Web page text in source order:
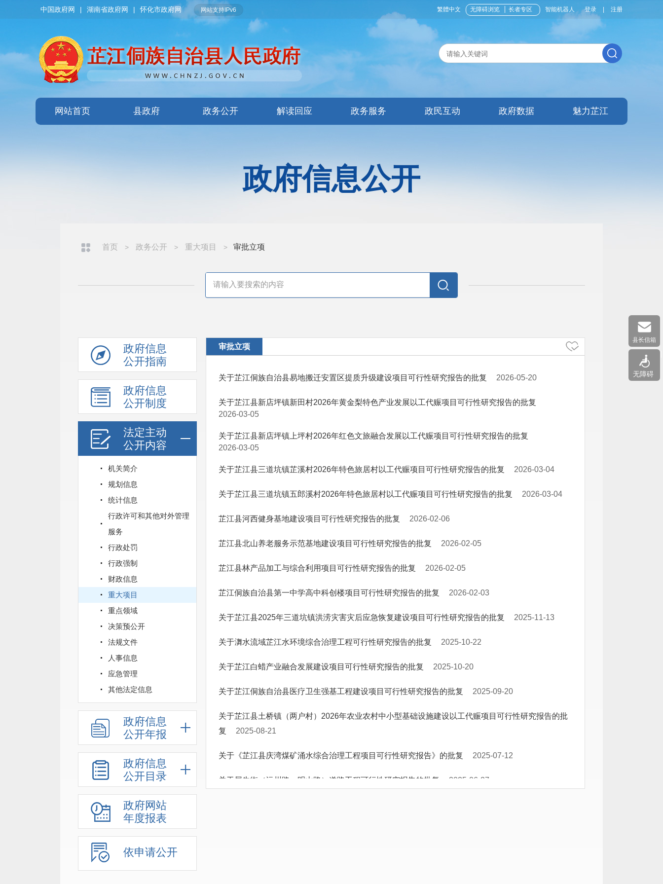
繁體中文 无障碍浏览 长者专区 智能机器人 登录 注册
中国政府网 | 湖南省政府网 | 怀化市政府网 网站支持IPv6
网站首页 县政府 政务公开 解读回应 政务服务 政民互动 政府数据 魅力芷江
政府信息公开
首页 > 政务公开 > 重大项目 > 审批立项
政府信息
公开指南
政府信息
公开制度
法定主动
公开内容
机关简介
规划信息
统计信息
行政许可和其他对外管理
服务
行政处罚
行政强制
财政信息
重大项目
重点领域
决策预公开
法规文件
人事信息
应急管理
其他法定信息
政府信息
公开年报
政府信息
公开目录
政府网站
年度报表
依申请公开
审批立项
关于芷江侗族自治县易地搬迁安置区提质升级建设项目可行性研究报告的批复 2026-05-20
关于芷江县新店坪镇新田村2026年黄金梨特色产业发展以工代赈项目可行性研究报告的批复
2026-03-05
关于芷江县新店坪镇上坪村2026年红色文旅融合发展以工代赈项目可行性研究报告的批复
2026-03-05
关于芷江县三道坑镇芷溪村2026年特色旅居村以工代赈项目可行性研究报告的批复 2026-03-04
关于芷江县三道坑镇五郎溪村2026年特色旅居村以工代赈项目可行性研究报告的批复 2026-03-04
芷江县河西健身基地建设项目可行性研究报告的批复 2026-02-06
芷江县北山养老服务示范基地建设项目可行性研究报告的批复 2026-02-05
芷江县林产品加工与综合利用项目可行性研究报告的批复 2026-02-05
芷江侗族自治县第一中学高中科创楼项目可行性研究报告的批复 2026-02-03
关于芷江县2025年三道坑镇洪涝灾害灾后应急恢复建设项目可行性研究报告的批复 2025-11-13
关于㵲水流域芷江水环境综合治理工程可行性研究报告的批复 2025-10-22
关于芷江白蜡产业融合发展建设项目可行性研究报告的批复 2025-10-20
关于芷江侗族自治县医疗卫生强基工程建设项目可行性研究报告的批复 2025-09-20
关于芷江县土桥镇（两户村）2026年农业农村中小型基础设施建设以工代赈项目可行性研究报告的批
复
2025-08-21
关于《芷江县庆湾煤矿涌水综合治理工程项目可行性研究报告》的批复 2025-07-12
关于犀牛街（沅州路—明山路）道路工程可行性研究报告的批复 2025-06-27
县长信箱
无障碍